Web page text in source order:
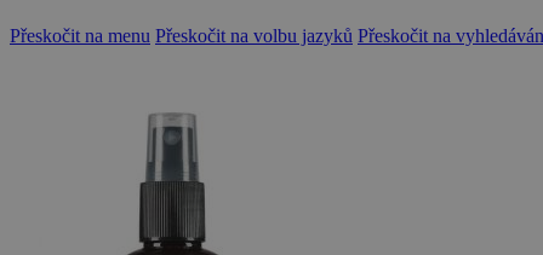
Přeskočit na menu Přeskočit na volbu jazyků Přeskočit na